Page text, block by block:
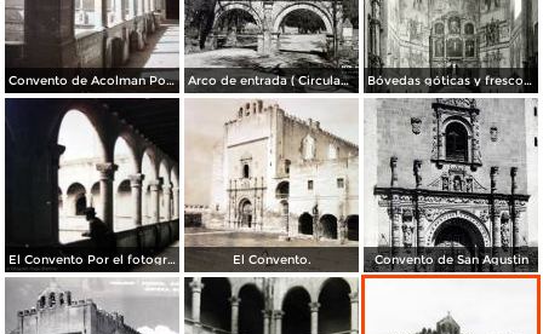
Convento de Acolman Por el Fotógrafo Hugo Brehme. Arco de entrada ( Circulada el 24 de Junio de 1952 ). Bóvedas góticas y frescos del convento de Acolman
El Convento Por el fotografo Hugo Brehme. El Convento. Convento de San Agustin